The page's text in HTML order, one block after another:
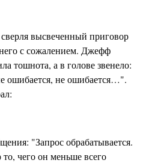
высвеченный приговор
с сожалением. Джефф
тошнота, а в голове звенело:
ошибается, не ошибается…".
"Запрос обрабатывается.
чего он меньше всего